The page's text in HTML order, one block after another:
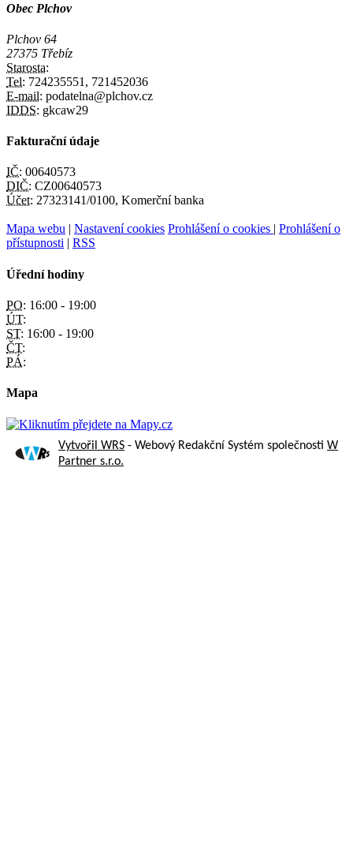
Obec Plchov
Plchov 64
27375 Třebíz
Starosta:
Tel: 724235551, 721452036
E-mail: podatelna@plchov.cz
IDDS: gkcaw29
Fakturační údaje
IČ: 00640573
DIČ: CZ00640573
Účet: 27323141/0100, Komerční banka
Mapa webu Nastavení cookies Prohlášení o cookies
Prohlášení o
přístupnosti
RSS
Úřední hodiny
PO: 16:00 - 19:00
ÚT:
ST: 16:00 - 19:00
ČT:
PÁ:
Mapa
Vytvořil WRS - Webový Redakční Systém společnosti W
Partner s.r.o.